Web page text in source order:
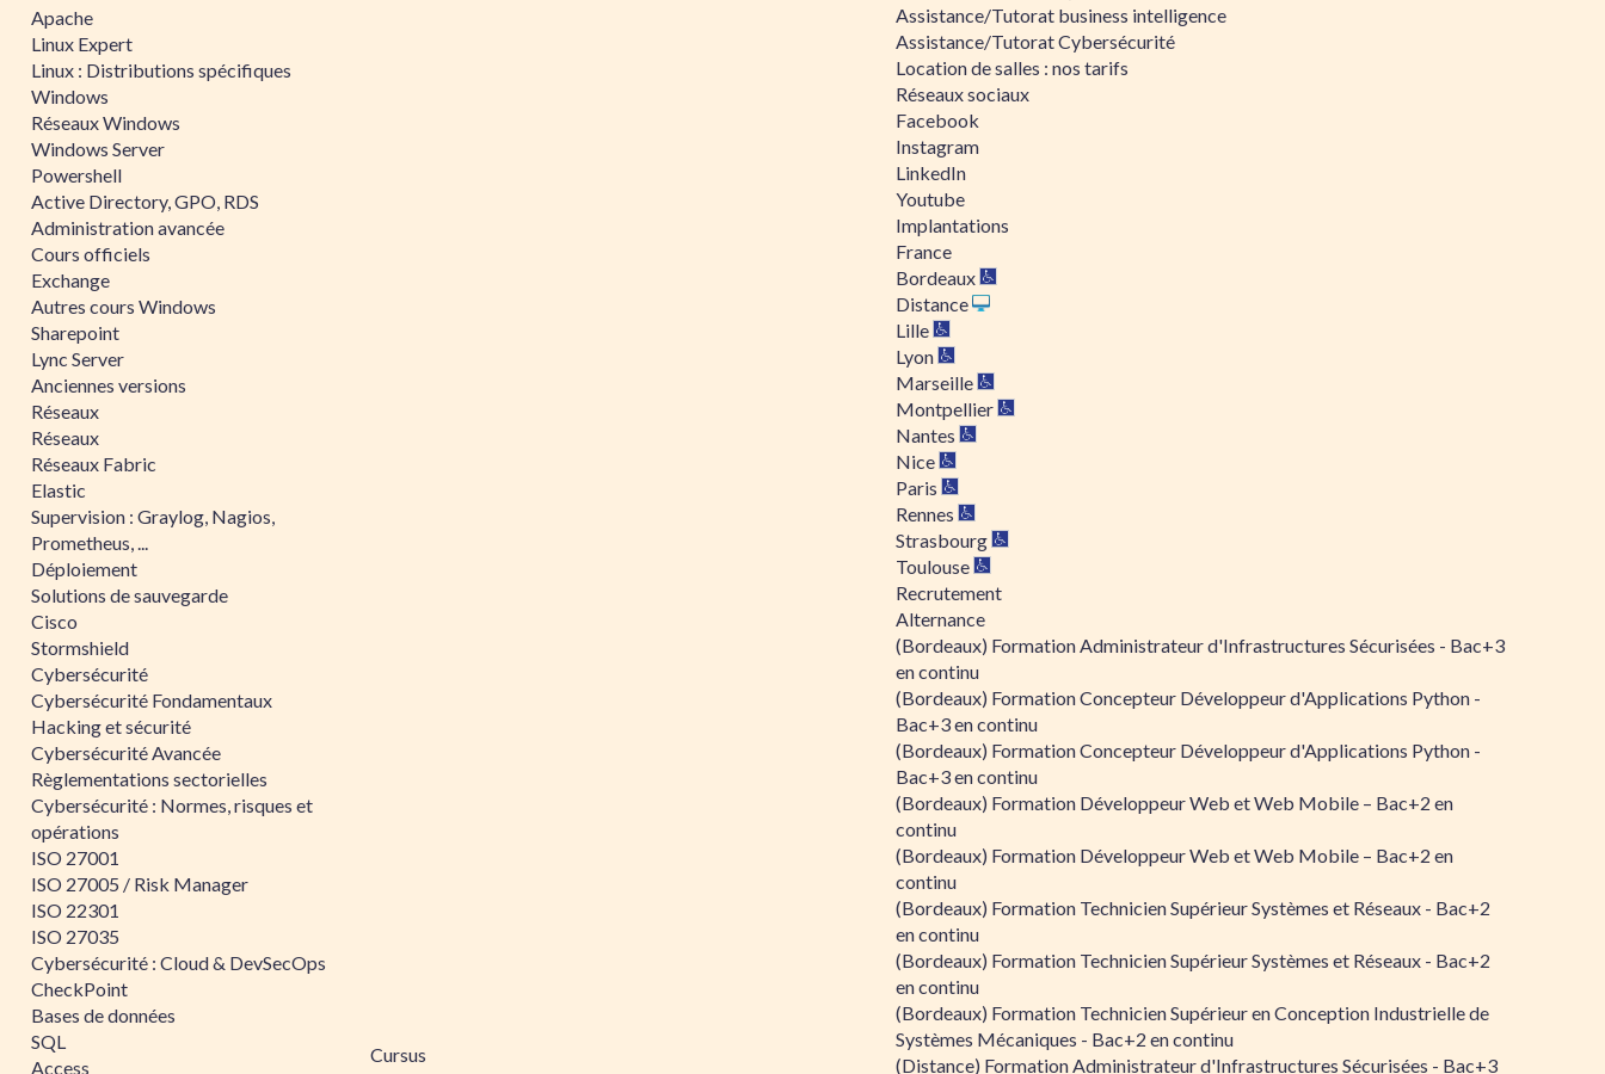
Apache
Linux Expert
Linux : Distributions spécifiques
Windows
Réseaux Windows
Windows Server
Powershell
Active Directory, GPO, RDS
Administration avancée
Cours officiels
Exchange
Autres cours Windows
Sharepoint
Lync Server
Anciennes versions
Réseaux
Réseaux
Réseaux Fabric
Elastic
Supervision : Graylog, Nagios,
Prometheus, ...
Déploiement
Solutions de sauvegarde
Cisco
Stormshield
Cybersécurité
Cybersécurité Fondamentaux
Hacking et sécurité
Cybersécurité Avancée
Règlementations sectorielles
Cybersécurité : Normes, risques et
opérations
ISO 27001
ISO 27005 / Risk Manager
ISO 22301
ISO 27035
Cybersécurité : Cloud & DevSecOps
CheckPoint
Bases de données
SQL
Access
Cursus
Assistance/Tutorat business intelligence
Assistance/Tutorat Cybersécurité
Location de salles : nos tarifs
Réseaux sociaux
Facebook
Instagram
LinkedIn
Youtube
Implantations
France
Bordeaux
Distance
Lille
Lyon
Marseille
Montpellier
Nantes
Nice
Paris
Rennes
Strasbourg
Toulouse
Recrutement
Alternance
(Bordeaux) Formation Administrateur d'Infrastructures Sécurisées - Bac+3
en continu
(Bordeaux) Formation Concepteur Développeur d'Applications Python -
Bac+3 en continu
(Bordeaux) Formation Concepteur Développeur d'Applications Python -
Bac+3 en continu
(Bordeaux) Formation Développeur Web et Web Mobile – Bac+2 en
continu
(Bordeaux) Formation Développeur Web et Web Mobile – Bac+2 en
continu
(Bordeaux) Formation Technicien Supérieur Systèmes et Réseaux - Bac+2
en continu
(Bordeaux) Formation Technicien Supérieur Systèmes et Réseaux - Bac+2
en continu
(Bordeaux) Formation Technicien Supérieur en Conception Industrielle de
Systèmes Mécaniques - Bac+2 en continu
(Distance) Formation Administrateur d'Infrastructures Sécurisées - Bac+3